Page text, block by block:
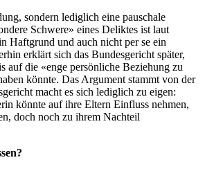
sondern lediglich eine pauschale
Schwere» eines Deliktes ist laut
Haftgrund und auch nicht per se ein
erklärt sich das Bundesgericht später,
auf die «enge persönliche Beziehung zu
könnte. Das Argument stammt von der
macht es sich lediglich zu eigen:
könnte auf ihre Eltern Einfluss nehmen,
doch noch zu ihrem Nachteil